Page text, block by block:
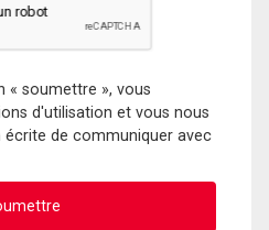
« soumettre », vous
d'utilisation et vous nous
de communiquer avec